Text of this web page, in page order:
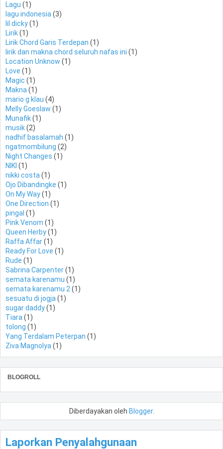
Lagu (1)
lagu indonesia (3)
lil dicky(1)
Lirik(1)
Lirik Chord Garis Terdepan (1)
lirik dan makna chord seluruh nafas ini (1)
Location Unknow (1)
Love (1)
Magic (1)
Makna (1)
mario g klau (4)
Melly Goeslaw (1)
Munafik(1)
musik(2)
nadhif basalamah (1)
ngatmombilung (2)
Night Changes (1)
NIKI (1)
nikki costa (1)
Ojo Dibandingke (1)
On My Way(1)
One Direction (1)
pingal (1)
Pink Venom (1)
Queen Herby(1)
Raffa Affar(1)
Ready For Love (1)
Rude (1)
Sabrina Carpenter(1)
semata karenamu (1)
semata karenamu 2 (1)
sesuatu di jogja (1)
sugar daddy(1)
Tiara (1)
tolong (1)
Yang Terdalam Peterpan (1)
Ziva Magnolya (1)
BLOGROLL
Diberdayakan oleh Blogger.
Laporkan Penyalahgunaan